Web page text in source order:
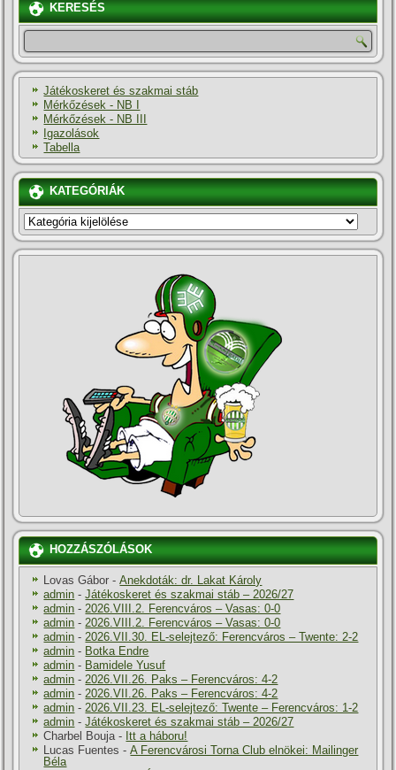
KERESÉS
Játékoskeret és szakmai stáb
Mérkőzések - NB I
Mérkőzések - NB III
Igazolások
Tabella
KATEGÓRIÁK
KATEGÓRIÁK
HOZZÁSZÓLÁSOK
Lovas Gábor -Anekdoták: dr. Lakat Károly
admin -Játékoskeret és szakmai stáb – 2026/27
admin - 2026.VIII.2. Ferencváros – Vasas: 0-0
admin - 2026.VIII.2. Ferencváros – Vasas: 0-0
admin - 2026.VII.30. EL-selejtező: Ferencváros – Twente: 2-2
admin - Botka Endre
admin - Bamidele Yusuf
admin - 2026.VII.26. Paks – Ferencváros: 4-2
admin - 2026.VII.26. Paks – Ferencváros: 4-2
admin - 2026.VII.23. EL-selejtező: Twente – Ferencváros: 1-2
admin -Játékoskeret és szakmai stáb – 2026/27
Charbel Bouja - Itt a háboru!
Lucas Fuentes -A Ferencvárosi Torna Club elnökei: Mailinger
Béla